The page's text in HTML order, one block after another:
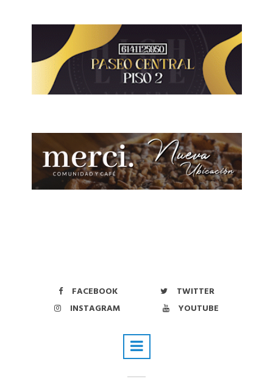
FACEBOOK
TWITTER
INSTAGRAM
YOUTUBE